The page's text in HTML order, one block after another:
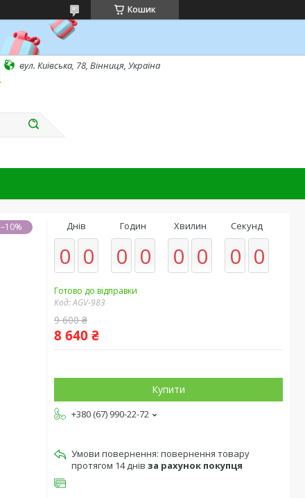
Кошик
вул. Київська, 78, Вінниця, Україна
–10% Днів
0 0
Годин
0 0
Хвилин
0 0
Секунд
0 0
Готово до відправки
Код:AGV-983
9 600 ₴
8 640 ₴
Купити
+380 (67) 990-22-72
повернення товару
протягом 14 днів за рахунок покупця